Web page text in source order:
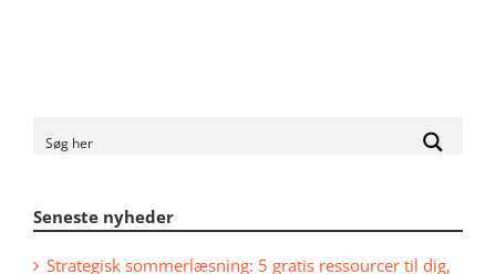
Seneste nyheder
Strategisk sommerlæsning: 5 gratis ressourcer til dig,